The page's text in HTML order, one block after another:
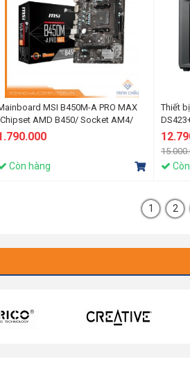
MSI B450M-A PRO MAX
AMD B450/ Socket AM4/
onboard)
Còn hàng
Thiết
1 2